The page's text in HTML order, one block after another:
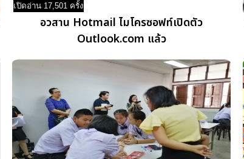
เปิดอ่าน 17,501 ครั้ง
อวสาน Hotmail ไมโครซอฟท์เปิดตัว
Outlook.com แล้ว